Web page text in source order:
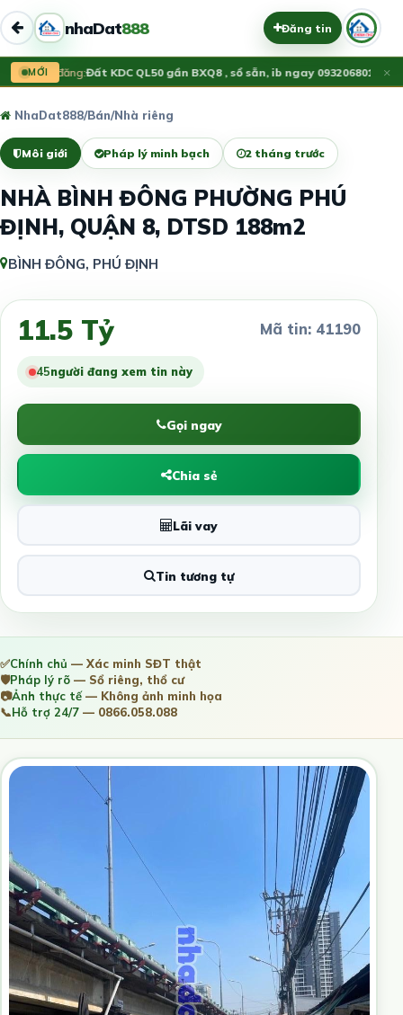
nhaDat888 Đăng tin
MỚI
Vừa đăng:Đất KDC QL50 gần BXQ8 , sổ sẵn, ib ngay 0932068012 1.55
×
NhaDat888/Bán/Nhà riêng
Môi giới Pháp lý minh bạch 2 tháng trước
NHÀ BÌNH ĐÔNG PHƯỜNG PHÚ
ĐỊNH, QUẬN 8, DTSD 188m2
BÌNH ĐÔNG, PHÚ ĐỊNH
11.5 Tỷ Mã tin: 41190
45người đang xem tin này
Gọi ngay
Chia sẻ
Lãi vay
Tin tương tự
✅Chính chủ — Xác minh SĐT thật
🛡️Pháp lý rõ — Sổ riêng, thổ cư
📷Ảnh thực tế— Không ảnh minh họa
📞Hỗ trợ 24/7 — 0866.058.088